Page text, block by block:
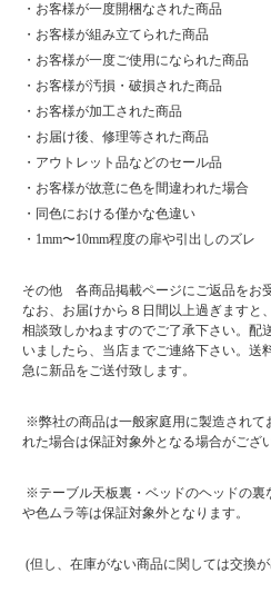
・お客様が一度開梱なされた商品
・お客様が組み立てられた商品
・お客様が一度ご使用になられた商品
・お客様が汚損・破損された商品
・お客様が加工された商品
・お届け後、修理等された商品
・アウトレット品などのセール品
・お客様が故意に色を間違われた場合
・同色における僅かな色違い
・1mm〜10mm程度の扉や引出しのズレ
その他 各商品掲載ページにご返品をお
なお、お届けから８日間以上過ぎますと
相談致しかねますのでご了承下さい。配
いましたら、当店までご連絡下さい。送
急に新品をご送付致します。
※弊社の商品は一般家庭用に製造されて
れた場合は保証対象外となる場合がござ
※テーブル天板裏・ベッドのヘッドの裏
や色ムラ等は保証対象外となります。
(但し、在庫がない商品に関しては交換